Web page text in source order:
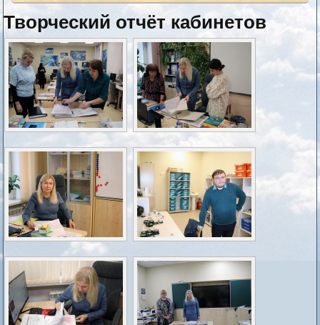
Творческий отчёт кабинетов